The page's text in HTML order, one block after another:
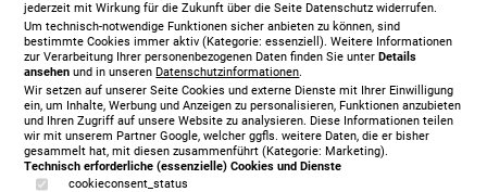
Vispring Baronet Superb 180 x 210 cm, KT Langley
jederzeit mit Wirkung für die Zukunft über die Seite Datenschutz widerrufen.
Um technisch-notwendige Funktionen sicher anbieten zu können, sind
bestimmte Cookies immer aktiv (Kategorie: essenziell). Weitere Informationen
zur Verarbeitung Ihrer personenbezogenen Daten finden Sie unterDetails
ansehen und in unserenDatenschutzinformationen.
Wir setzen auf unserer Seite Cookies und externe Dienste mit Ihrer Einwilligung
ein, um Inhalte, Werbung und Anzeigen zu personalisieren, Funktionen anzubieten
und Ihren Zugriff auf unsere Website zu analysieren. Diese Informationen teilen
wir mit unserem Partner Google, welcher ggfls. weitere Daten, die er bisher
gesammelt hat, mit diesen zusammenführt (Kategorie: Marketing).
Technisch erforderliche (essenzielle) Cookies und Dienste
cookieconsent_status